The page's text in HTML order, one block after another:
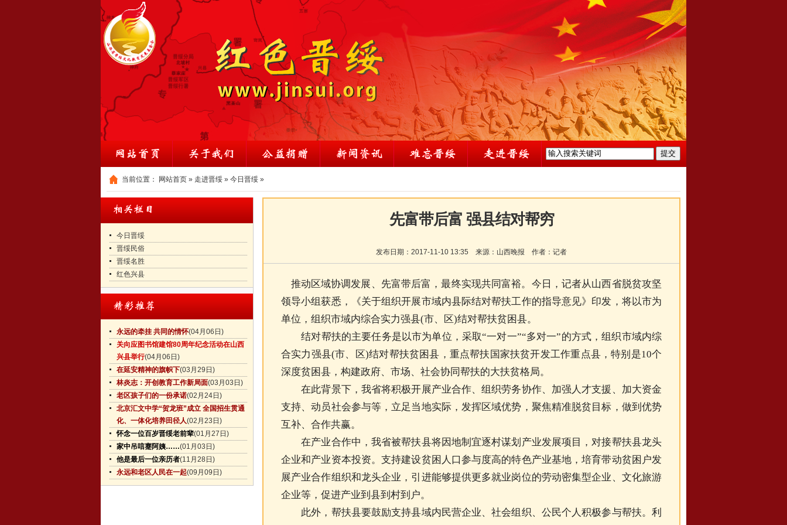
当前位置： 网站首页 » 走进晋绥 » 今日晋绥 »
今日晋绥
晋绥民俗
晋绥名胜
红色兴县
永远的牵挂 共同的情怀(04月06日)
关向应图书馆建馆80周年纪念活动在山西
兴县举行(04月06日)
在延安精神的旗帜下(03月29日)
林炎志：开创教育工作新局面(03月03日)
老区孩子们的一份承诺(02月24日)
北京汇文中学“贺龙班”成立 全国招生贯通
化、一体化培养田径人(02月23日)
怀念一位百岁晋绥老前辈(01月27日)
家中吊唁蹇阿姨……(01月03日)
他是最后一位亲历者(11月28日)
永远和老区人民在一起(09月09日)
先富带后富 强县结对帮穷
发布日期： 2017-11-10 13:35 来源： 山西晚报 作者： 记者
推动区域协调发展、先富带后富，最终实现共同富裕。今日，记者从山西省脱贫攻坚
领导小组获悉，《关于组织开展市域内县际结对帮扶工作的指导意见》印发，将以市为
单位，组织市域内综合实力强县(市、区)结对帮扶贫困县。
结对帮扶的主要任务是以市为单位，采取“一对一”“多对一”的方式，组织市域内综
合实力强县(市、区)结对帮扶贫困县，重点帮扶国家扶贫开发工作重点县，特别是10个
深度贫困县，构建政府、市场、社会协同帮扶的大扶贫格局。
在此背景下，我省将积极开展产业合作、组织劳务协作、加强人才支援、加大资金
支持、动员社会参与等，立足当地实际，发挥区域优势，聚焦精准脱贫目标，做到优势
互补、合作共赢。
在产业合作中，我省被帮扶县将因地制宜逐村谋划产业发展项目，对接帮扶县龙头
企业和产业资本投资。支持建设贫困人口参与度高的特色产业基地，培育带动贫困户发
展产业合作组织和龙头企业，引进能够提供更多就业岗位的劳动密集型企业、文化旅游
企业等，促进产业到县到村到户。
此外，帮扶县要鼓励支持县域内民营企业、社会组织、公民个人积极参与帮扶。利